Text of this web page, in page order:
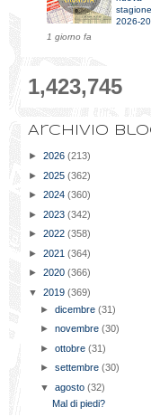
stagione
2026-
1 giorno fa
1,423,745
Archivio
► 2026 (213)
► 2025 (362)
► 2024 (360)
► 2023 (342)
► 2022 (358)
► 2021 (364)
► 2020 (366)
▼ 2019 (369)
►dicembre(31)
►novembre(30)
►ottobre(31)
►settembre(30)
▼agosto(32)
Mal di piedi?